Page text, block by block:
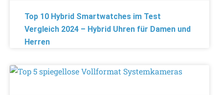
Top 10 Hybrid Smartwatches im Test
Vergleich 2024 – Hybrid Uhren für Damen und
Herren